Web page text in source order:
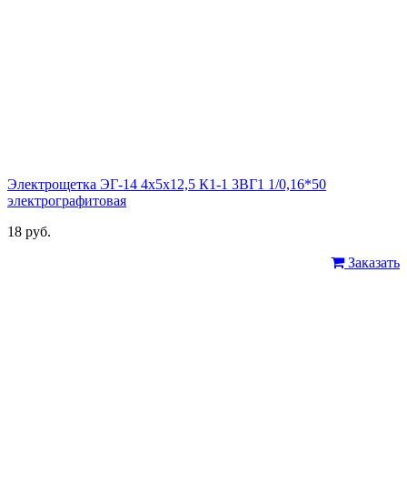
Электрощетка ЭГ-14 4х5х12,5 К1-1 3ВГ1 1/0,16*50
электрографитовая
18 руб.
Заказать